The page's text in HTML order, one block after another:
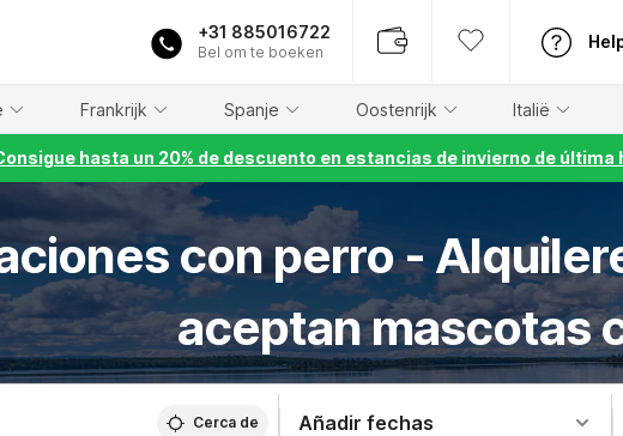
+31 885016722
Bel om te boeken
Frankrijk Spanje Oostenrijk Italië
hasta un 20% de descuento en estancias de invierno de
con perro -
aceptan mascotas
Cerca de Añadir fechas